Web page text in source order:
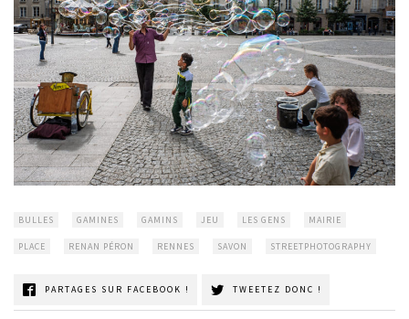
BULLES GAMINES GAMINS JEU LES GENS MAIRIE
PLACE RENAN PÉRON RENNES SAVON STREETPHOTOGRAPHY
PARTAGES SUR FACEBOOK ! TWEETEZ DONC !